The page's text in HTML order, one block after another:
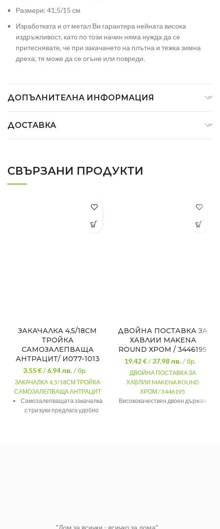
Размери: 41,5/15 см
Изработката и от метал Ви гарантира нейната висока
издръжливост, като по този начин няма нужда да се
притеснявате, че при закачането на плътна и тежка зимна
дреха, тя може да се огъне или повреди.
ДОПЪЛНИТЕЛНА ИНФОРМАЦИЯ
ДОСТАВКА
СВЪРЗАНИ ПРОДУКТИ
ЗАКАЧАЛКА 4,5/18СМ
ТРОЙКА
САМОЗАЛЕПВАЩА
АНТРАЦИТ/ И077-1013
3.55 €/6.94лв./ бр.
ЗАКАЧАЛКА 4,5/18СМ ТРОЙКА
САМОЗАЛЕПВАЩА АНТРАЦИТ
Самозалепващата закачалка
с три куки предлага удобно
ДВОЙНА ПОСТАВКА ЗА
ХАВЛИИ MAKENA
ROUND ХРОМ / 3446195
19.42 €/37.98лв./ бр.
ДВОЙНА ПОСТАВКА ЗА
ХАВЛИИ MAKENA ROUND
ХРОМ / 3446195
Висококачествен двоен държач
"Дом за всички - всичко за дома"